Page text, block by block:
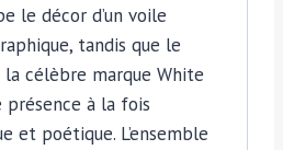
le décor d’un voile
tandis que le
célèbre marque White
présence à la fois
et poétique. L’ensemble